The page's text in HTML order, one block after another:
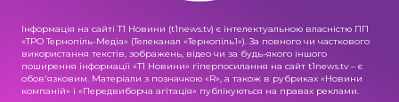
Інформація на сайті Т1 Новини (t1news.tv) є інтелектуальною власністю ПП
«ТРО Тернопіль-Медіа» (Телеканал «Тернопіль1»). За повного чи часткового
використання текстів, зображень, відео чи за будь-якого іншого
поширення інформації «Т1 Новини» гіперпосилання на сайт t1news.tv – є
обов'язковим. Матеріали з позначкою «R», а також в рубриках «Новини
компаній» і «Передвиборча агітація» публікуються на правах реклами.